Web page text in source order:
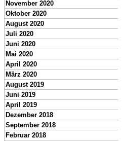
November 2020
Oktober 2020
August 2020
Juli 2020
Juni 2020
Mai 2020
April 2020
März 2020
August 2019
Juni 2019
April 2019
Dezember 2018
September 2018
Februar 2018